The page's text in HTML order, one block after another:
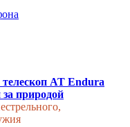
AT Endura
природой